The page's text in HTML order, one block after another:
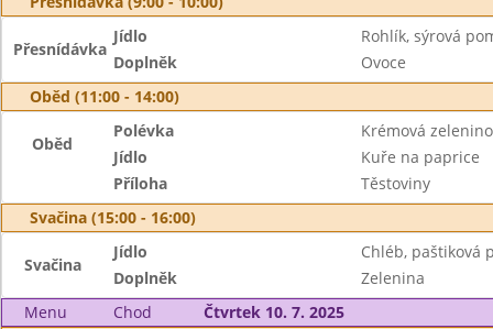
Přesnídávka
Jídlo
Rohlík, sýrová
Doplněk
Ovoce
Oběd (11:00 - 14:00)
Oběd
Polévka
Krémová
Jídlo
Kuře na paprice
Příloha
Těstoviny
Svačina (15:00 - 16:00)
Svačina
Jídlo
Chléb, paštiková
Doplněk
Zelenina
Menu
Chod
Čtvrtek 10. 7. 2025